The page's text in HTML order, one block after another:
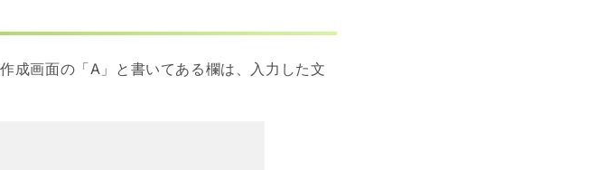
成画面の「A」と書いてある欄は、入力した文